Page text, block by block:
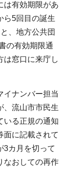
は有効期限があ
ら5回目の誕生
、地方公共団
の有効期限通
は窓口に来庁し
イナンバー担当
、流山市市民生
いる正規の通知
面に記載されて
3カ月を切って
なおしての再作